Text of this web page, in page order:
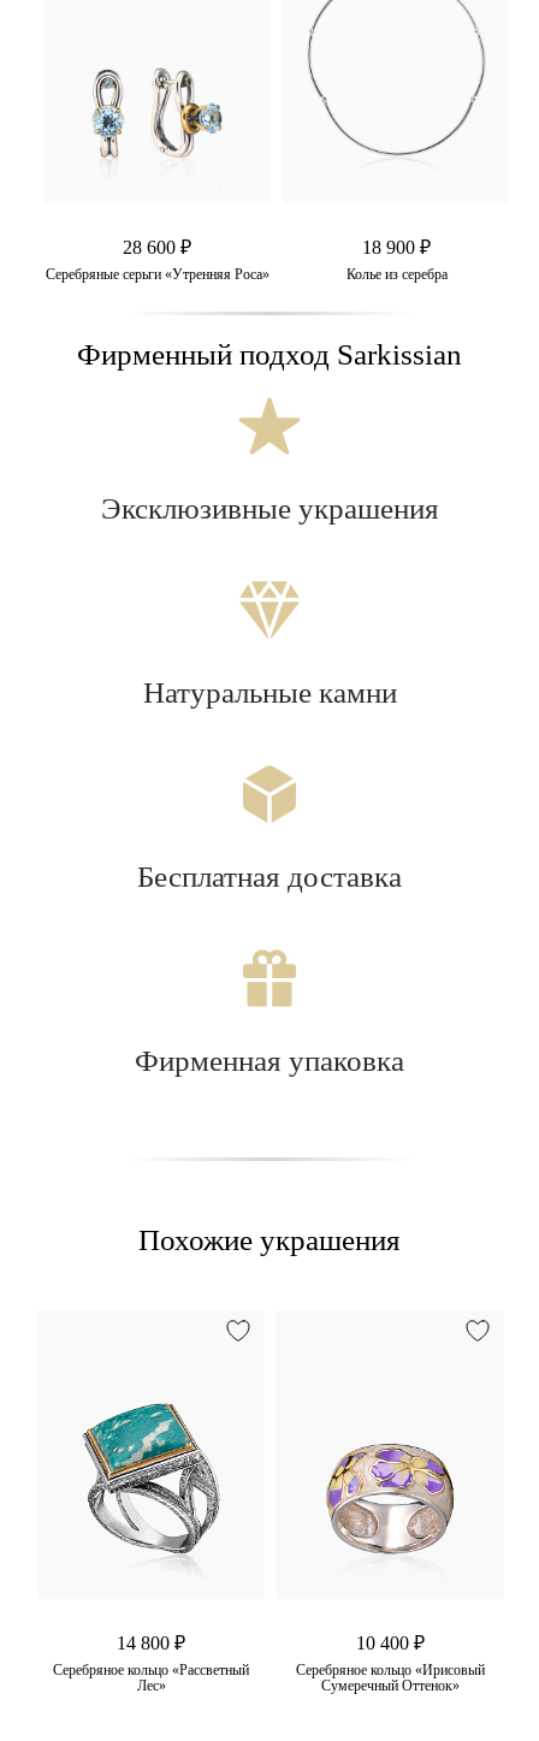
28 600 ₽
Серебряные серьги «Утренняя Роса»
18 900 ₽
Колье из серебра
Фирменный подход Sarkissian
Эксклюзивные украшения
Натуральные камни
Бесплатная доставка
Фирменная упаковка
Похожие украшения
14 800 ₽
Серебряное кольцо «Рассветный
Лес»
10 400 ₽
Серебряное кольцо «Ирисовый
Сумеречный Оттенок»